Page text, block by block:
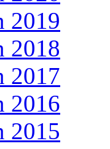
2019
2018
2017
2016
2015